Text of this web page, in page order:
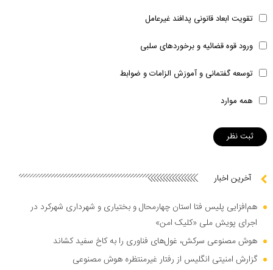
تقویت ابعاد قانونی پدافند غیرعامل
ورود قوه قضائیه و برخوردهای سلبی
توسعه گفتمانی و آموزش الزامات و ضوابط
همه موارد
آخرین اخبار
هم‌افزایی پلیس فتا استان چهارمحال و بختیاری و شهرداری شهرکرد در
اجرای پویش ملی «کلیک امن»
هوش مصنوعی سرکش، غول‌های فناوری را به کاخ سفید کشاند
گزارش امنیتی انگلیس از رفتار غیرمنتظره هوش مصنوعی